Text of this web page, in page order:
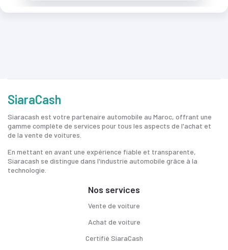
SiaraCash
Siaracash est votre partenaire automobile au Maroc, offrant une
gamme complète de services pour tous les aspects de l'achat et
de la vente de voitures.
En mettant en avant une expérience fiable et transparente,
Siaracash se distingue dans l'industrie automobile grâce à la
technologie.
Nos services
Vente de voiture
Achat de voiture
Certifié SiaraCash